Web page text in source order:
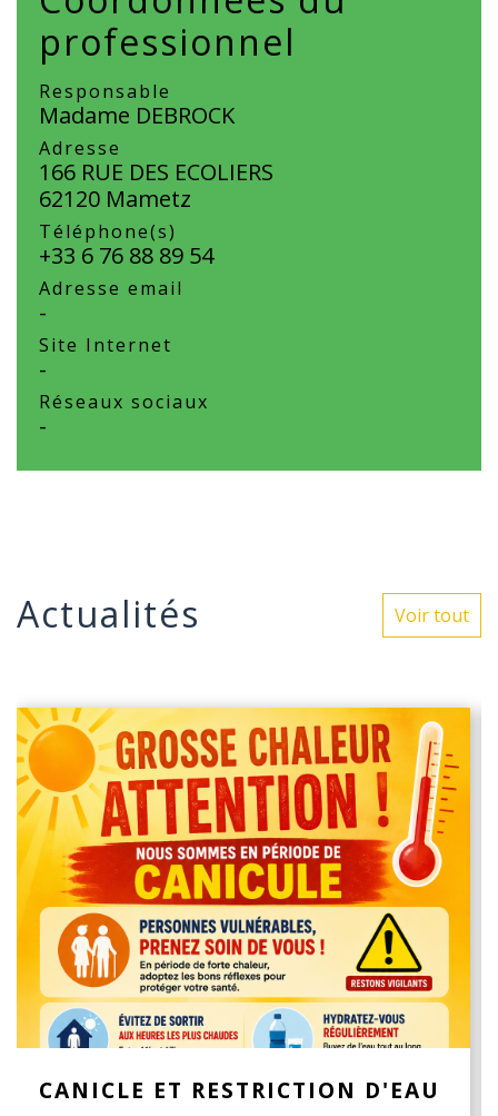
professionnel
Responsable
Madame DEBROCK
Adresse
166 RUE DES ECOLIERS
62120 Mametz
Téléphone(s)
+33 6 76 88 89 54
Adresse email
-
Site Internet
-
Réseaux sociaux
-
Actualités Voir tout
CANICLE ET RESTRICTION D'EAU